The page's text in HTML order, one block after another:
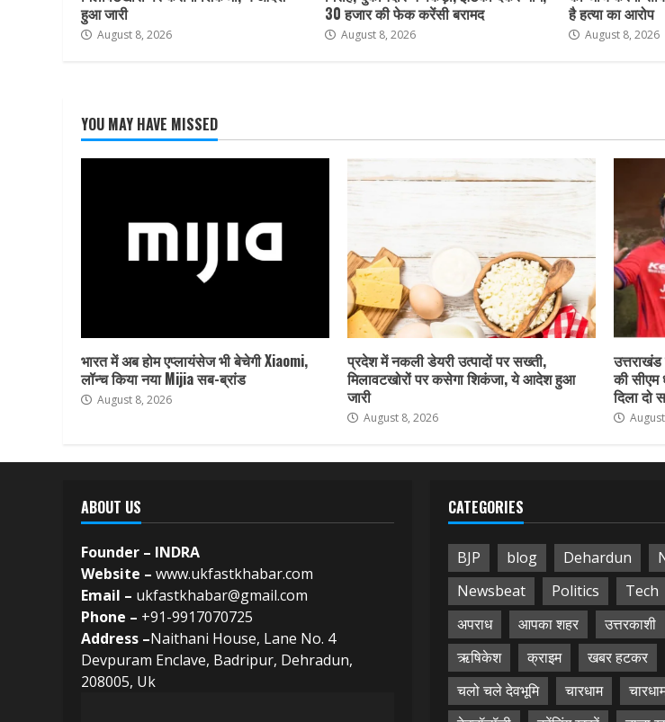
हुआ जारी
August 8, 2026
30 हजार की फेक करेंसी बरामद
August 8, 2026
है हत्या का आरोप
August 8, 2026
YOU MAY HAVE MISSED
भारत में अब होम एप्लायंसेज भी बेचेगी Xiaomi,
लॉन्च किया नया Mijia सब-ब्रांड
August 8, 2026
प्रदेश में नकली डेयरी उत्पादों पर सख्ती,
मिलावटखोरों पर कसेगा शिकंजा, ये आदेश हुआ
जारी
August 8, 2026
की सीएम
दिला दो
ABOUT US
Founder – INDRA
Website – www.ukfastkhabar.com
Email – ukfastkhabar@gmail.com
Phone – +91-9917070725
Address –Naithani House, Lane No. 4
Devpuram Enclave, Badripur, Dehradun,
208005, Uk
CATEGORIES
BJP blog Dehardun
Newsbeat
Politics Tech
अपराध
आपका शहर उत्तरकाशी
ऋषिकेश
क्राइम खबर हटकर
चलो चले देवभूमि
चारधाम